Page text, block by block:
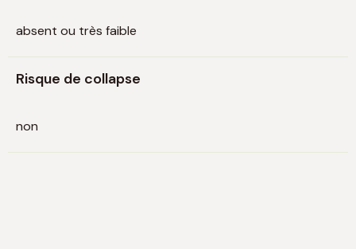
absent ou très faible
Risque de collapse
non